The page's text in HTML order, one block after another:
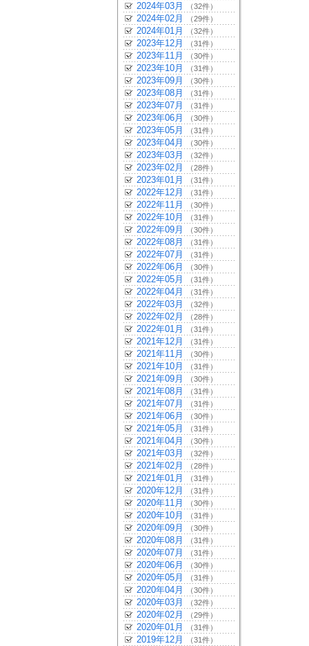
2024年03月 （32件）
2024年02月 （29件）
2024年01月 （32件）
2023年12月 （31件）
2023年11月 （30件）
2023年10月 （31件）
2023年09月 （30件）
2023年08月 （31件）
2023年07月 （31件）
2023年06月 （30件）
2023年05月 （31件）
2023年04月 （30件）
2023年03月 （32件）
2023年02月 （28件）
2023年01月 （31件）
2022年12月 （31件）
2022年11月 （30件）
2022年10月 （31件）
2022年09月 （30件）
2022年08月 （31件）
2022年07月 （31件）
2022年06月 （30件）
2022年05月 （31件）
2022年04月 （31件）
2022年03月 （32件）
2022年02月 （28件）
2022年01月 （31件）
2021年12月 （31件）
2021年11月 （30件）
2021年10月 （31件）
2021年09月 （30件）
2021年08月 （31件）
2021年07月 （31件）
2021年06月 （30件）
2021年05月 （31件）
2021年04月 （30件）
2021年03月 （32件）
2021年02月 （28件）
2021年01月 （31件）
2020年12月 （31件）
2020年11月 （30件）
2020年10月 （31件）
2020年09月 （30件）
2020年08月 （31件）
2020年07月 （31件）
2020年06月 （30件）
2020年05月 （31件）
2020年04月 （30件）
2020年03月 （32件）
2020年02月 （29件）
2020年01月 （31件）
2019年12月 （31件）